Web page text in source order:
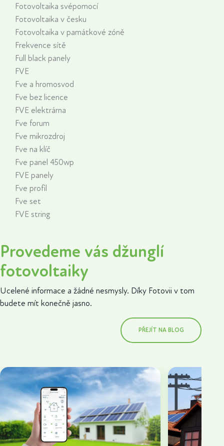
Fotovoltaika svépomocí
Fotovoltaika v česku
Fotovoltaika v památkové zóně
Frekvence sítě
Full black panely
FVE
Fve a hromosvod
Fve bez licence
FVE elektrárna
Fve forum
Fve mikrozdroj
Fve na klíč
Fve panel 450wp
FVE panely
Fve profil
Fve set
FVE string
Provedeme vás džunglí
fotovoltaiky
Ucelené informace a žádné nesmysly. Díky Fotovii v tom
budete mít konečně jasno.
PŘEJÍT NA BLOG